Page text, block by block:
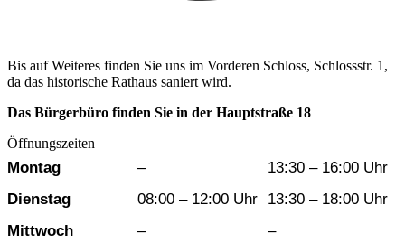
Bis auf Weiteres finden Sie uns im Vorderen Schloss, Schlossstr. 1,
da das historische Rathaus saniert wird.
Das Bürgerbüro finden Sie in der Hauptstraße 18
Öffnungszeiten
Wochentag Vormittag
Montag –
13:30 – 16:00 Uhr
Dienstag
08:00 – 12:00 Uhr
13:30 – 18:00 Uhr
Mittwoch
–
–